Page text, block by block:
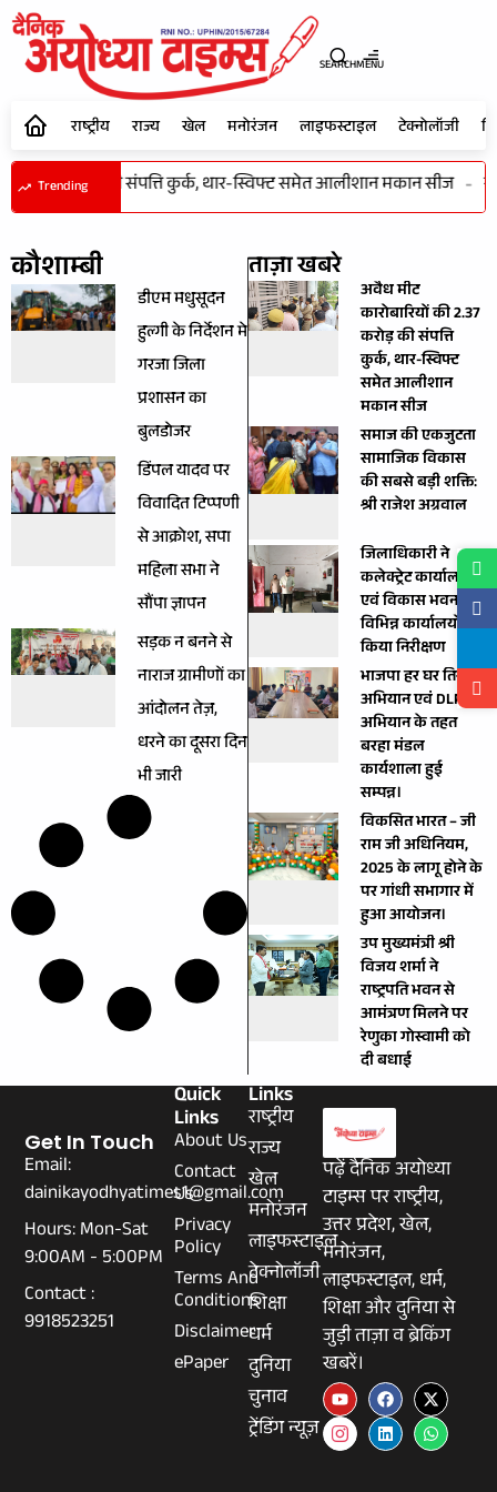
SEARCHMENU
राष्ट्रीय राज्य खेल मनोरंजन लाइफस्टाइल टेक्नोलॉजी
Trending
की 2.37 करोड़ की संपत्ति कुर्क, थार-स्विफ्ट समेत आलीशान मकान सीज -
कौशाम्बी
डीएम मधुसूदन
हुल्गी के निर्देशन मे
गरजा जिला
प्रशासन का
बुलडोजर
डिंपल यादव पर
विवादित टिप्पणी
से आक्रोश, सपा
महिला सभा ने
सौंपा ज्ञापन
सड़क न बनने से
नाराज ग्रामीणों का
आंदोलन तेज़,
धरने का दूसरा दिन
भी जारी
ताज़ा खबरे
अवैध मीट
कारोबारियों की 2.37
करोड़ की संपत्ति
कुर्क, थार-स्विफ्ट
समेत आलीशान
मकान सीज
समाज की एकजुटता
सामाजिक विकास
की सबसे बड़ी शक्ति:
श्री राजेश अग्रवाल
जिलाधिकारी ने
कलेक्ट्रेट कार्यालयों
एवं विकास भवन के
विभिन्न कार्यालयों का
किया निरीक्षण
भाजपा हर घर तिरंगा”
अभियान एवं DLP
अभियान के तहत
बरहा मंडल
कार्यशाला हुई
सम्पन्न।
विकसित भारत – जी
राम जी अधिनियम,
2025 के लागू होने के
पर गांधी सभागार में
हुआ आयोजन।
उप मुख्यमंत्री श्री
विजय शर्मा ने
राष्ट्रपति भवन से
आमंत्रण मिलने पर
रेणुका गोस्वामी को
दी बधाई
पढ़ें दैनिक अयोध्या
टाइम्स पर राष्ट्रीय,
उत्तर प्रदेश, खेल,
मनोरंजन,
लाइफस्टाइल, धर्म,
शिक्षा और दुनिया से
जुड़ी ताज़ा व ब्रेकिंग
खबरें।
Links
राष्ट्रीय
राज्य
खेल
मनोरंजन
लाइफस्टाइल
टेक्नोलॉजी
शिक्षा
धर्म
दुनिया
चुनाव
ट्रेंडिंग न्यूज़
Quick
Links
About Us
Contact
Us
Privacy
Policy
Terms And
Conditions
Disclaimer
ePaper
Get In Touch
Email:
dainikayodhyatimes1@gmail.com
Hours: Mon-Sat
9:00AM - 5:00PM
Contact :
9918523251